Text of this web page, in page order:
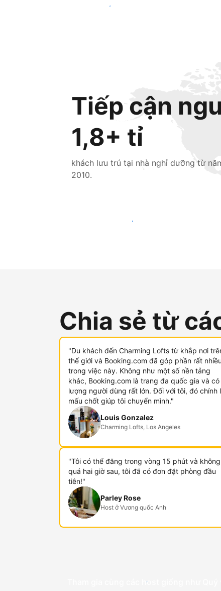
Bắt đầu ngay hôm nay
Tiếp cận
1,8+ tỉ
khách lưu trú tại nhà nghỉ dưỡng từ
2010.
Tiếp cận khách mới ngay hôm nay
Chia sẻ từ
"Du khách đến Charming Lofts từ khắp nơi
thế giới và Booking.com đã góp phần rất nhiều
trong việc này. Không như một số nền tảng
khác, Booking.com là trang đa quốc gia và có
lượng người dùng rất lớn. Đối với tôi, đó chính
mấu chốt giúp tôi chuyển mình."
Louis Gonzalez
Charming Lofts, Los Angeles
"Tôi có thể đăng trong vòng 15 phút và không
quá hai giờ sau, tôi đã có đơn đặt phòng đầu
tiên!"
Parley Rose
Host ở Vương quốc Anh
Tham gia cùng các host giống như Quý vị